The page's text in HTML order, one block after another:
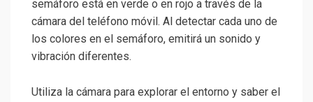
semáforo está en verde o en rojo a través de la
cámara del teléfono móvil. Al detectar cada uno de
los colores en el semáforo, emitirá un sonido y
vibración diferentes.
Utiliza la cámara para explorar el entorno y saber el